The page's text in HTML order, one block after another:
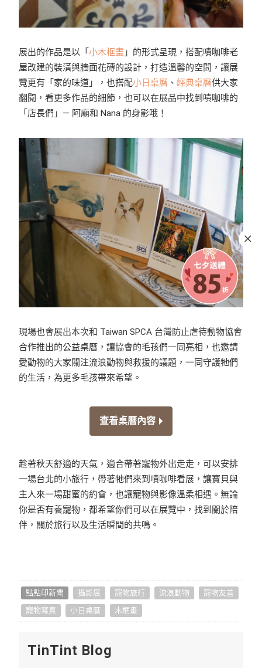
展出的作品是以「 小木框畫 」的形式呈現，搭配嘖咖啡老
屋改建的裝潢與牆面花磚的設計，打造溫馨的空間，讓展
覽更有「家的味道」，也搭配小日桌曆 、 經典桌曆供大家
翻閱，看更多作品的細節，也可以在展品中找到嘖咖啡的
「店長們」— 阿廟和 Nana 的身影哦！
現場也會展出本次和 Taiwan SPCA 台灣防止虐待動物協會
合作推出的公益桌曆，讓協會的毛孩們一同亮相，也邀請
愛動物的大家關注流浪動物與救援的議題，一同守護牠們
的生活，為更多毛孩帶來希望。
查看桌曆內容
趁著秋天舒適的天氣，適合帶著寵物外出走走，可以安排
一場台北的小旅行，帶著牠們來到嘖咖啡看展，讓寶貝與
主人來一場甜蜜的約會，也讓寵物與影像溫柔相遇。無論
你是否有養寵物，都希望你們可以在展覽中，找到關於陪
伴，關於旅行以及生活瞬間的共鳴。
點點印新聞 攝影展 寵物旅行 流浪動物
寵物友善
寵物寫真
小日桌曆 木框畫
TinTint Blog